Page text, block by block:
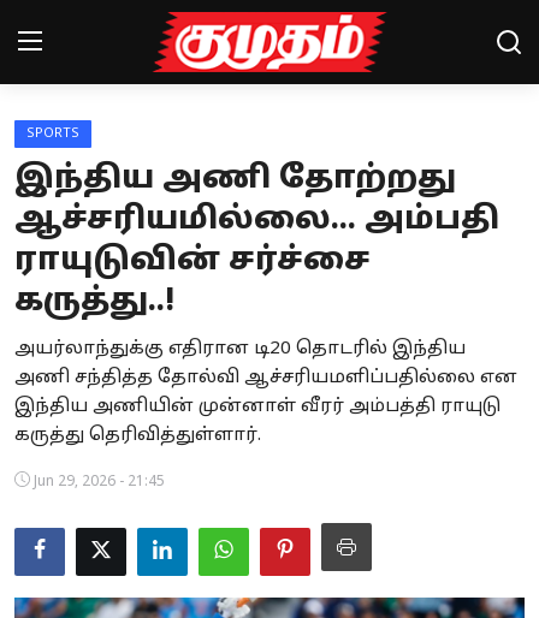
Home
Magazines
Games
Cinema
Videos
Health
Sports
Special Story
Business
SPORTS
இந்திய அணி தோற்றது
ஆச்சரியமில்லை... அம்பதி
ராயுடுவின் சர்ச்சை
கருத்து..!
அயர்லாந்துக்கு எதிரான டி20 தொடரில் இந்திய
அணி சந்தித்த தோல்வி ஆச்சரியமளிப்பதில்லை என
இந்திய அணியின் முன்னாள் வீரர் அம்பத்தி ராயுடு
கருத்து தெரிவித்துள்ளார்.
Jun 29, 2026 - 21:45